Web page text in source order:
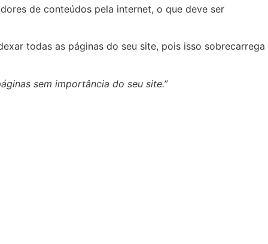
de conteúdos pela internet, o que deve ser
todas as páginas do seu site, pois isso sobrecarrega
sem importância do seu site.”